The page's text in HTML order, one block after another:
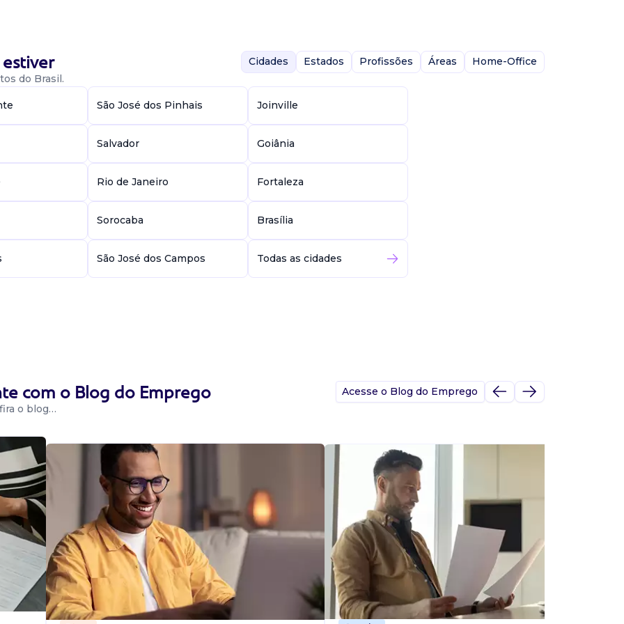
atividades
-
sindicais;
sind...
a qualidade do
esto...
do Brasil.
Cidades Estados Profissões Áreas Home-Office
São José dos Pinhais Joinville
Salvador Goiânia
Rio de Janeiro Fortaleza
Sorocaba Brasília
São José dos Campos Todas as cidades
com o Blog do Emprego
o blog…
Acesse o Blog do Emprego